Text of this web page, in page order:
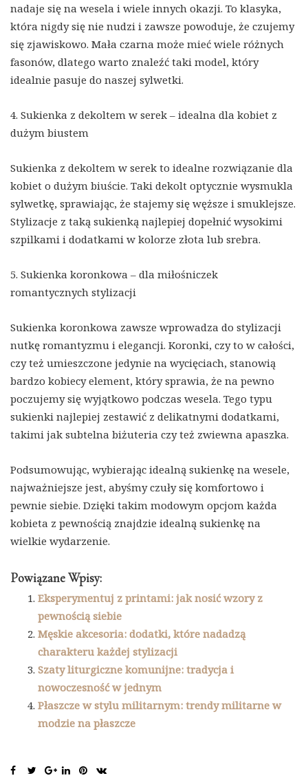
nadaje się na wesela i wiele innych okazji. To klasyka,
która nigdy się nie nudzi i zawsze powoduje, że czujemy
się zjawiskowo. Mała czarna może mieć wiele różnych
fasonów, dlatego warto znaleźć taki model, który
idealnie pasuje do naszej sylwetki.
4. Sukienka z dekoltem w serek – idealna dla kobiet z
dużym biustem
Sukienka z dekoltem w serek to idealne rozwiązanie dla
kobiet o dużym biuście. Taki dekolt optycznie wysmukla
sylwetkę, sprawiając, że stajemy się węższe i smuklejsze.
Stylizacje z taką sukienką najlepiej dopełnić wysokimi
szpilkami i dodatkami w kolorze złota lub srebra.
5. Sukienka koronkowa – dla miłośniczek
romantycznych stylizacji
Sukienka koronkowa zawsze wprowadza do stylizacji
nutkę romantyzmu i elegancji. Koronki, czy to w całości,
czy też umieszczone jedynie na wycięciach, stanowią
bardzo kobiecy element, który sprawia, że na pewno
poczujemy się wyjątkowo podczas wesela. Tego typu
sukienki najlepiej zestawić z delikatnymi dodatkami,
takimi jak subtelna biżuteria czy też zwiewna apaszka.
Podsumowując, wybierając idealną sukienkę na wesele,
najważniejsze jest, abyśmy czuły się komfortowo i
pewnie siebie. Dzięki takim modowym opcjom każda
kobieta z pewnością znajdzie idealną sukienkę na
wielkie wydarzenie.
Powiązane Wpisy:
Eksperymentuj z printami: jak nosić wzory z
pewnością siebie
Męskie akcesoria: dodatki, które nadadzą
charakteru każdej stylizacji
Szaty liturgiczne komunijne: tradycja i
nowoczesność w jednym
Płaszcze w stylu militarnym: trendy militarne w
modzie na płaszcze